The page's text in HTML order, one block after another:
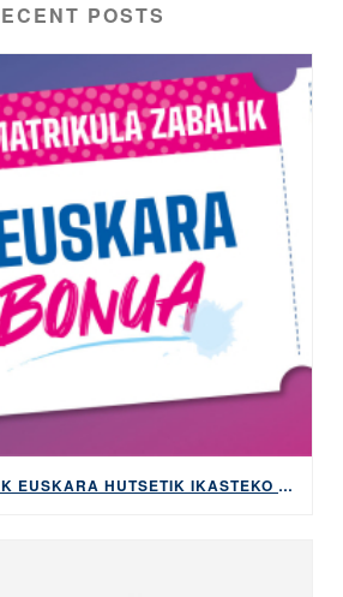
POSTS
EUSKARA BONUAK EUSKARA HUTSETIK IKASTEKO KOSTUA ETA BUROKRAZIA MURRIZTUKO DITU